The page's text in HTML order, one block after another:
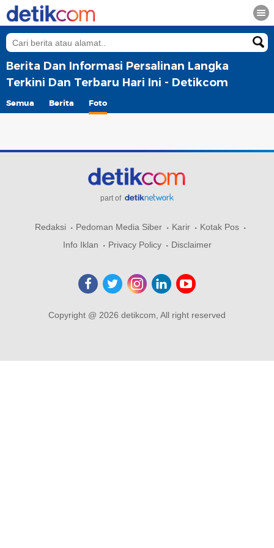
Berita Dan Informasi Persalinan Langka
Terkini Dan Terbaru Hari Ini - Detikcom
Semua Berita Foto
part of
Redaksi Pedoman Media Siber Karir
Kotak Pos
Info Iklan
Privacy Policy Disclaimer
Copyright @ 2026 detikcom, All right reserved